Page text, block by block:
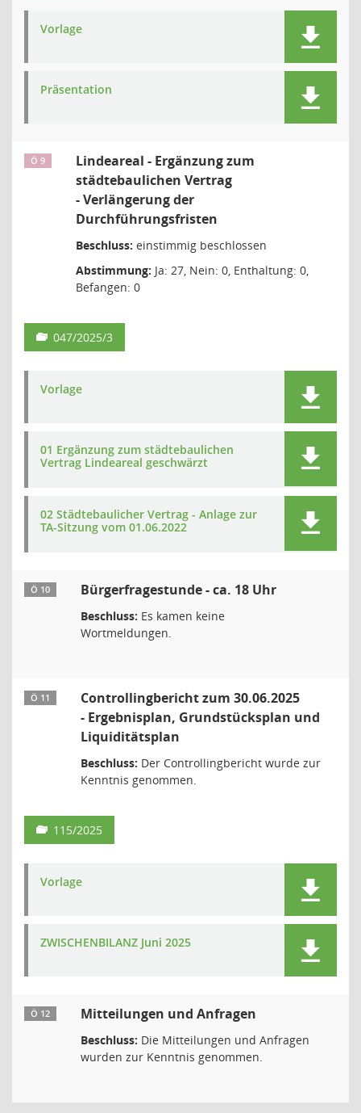
Vorlage
Präsentation
Ö 9
Lindeareal - Ergänzung zum
städtebaulichen Vertrag
- Verlängerung der
Durchführungsfristen
Beschluss: einstimmig beschlossen
Abstimmung: Ja: 27, Nein: 0, Enthaltung: 0,
Befangen: 0
047/2025/3
Vorlage
01 Ergänzung zum städtebaulichen
Vertrag Lindeareal geschwärzt
02 Städtebaulicher Vertrag - Anlage zur
TA-Sitzung vom 01.06.2022
Ö 10 Bürgerfragestunde - ca. 18 Uhr
Beschluss: Es kamen keine
Wortmeldungen.
Ö 11
Controllingbericht zum 30.06.2025
- Ergebnisplan, Grundstücksplan und
Liquiditätsplan
Beschluss: Der Controllingbericht wurde zur
Kenntnis genommen.
115/2025
Vorlage
ZWISCHENBILANZ Juni 2025
Ö 12 Mitteilungen und Anfragen
Beschluss: Die Mitteilungen und Anfragen
wurden zur Kenntnis genommen.